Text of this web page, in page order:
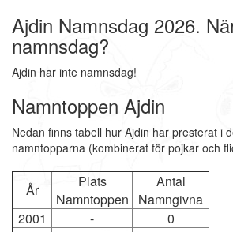
Ajdin Namnsdag 2026.
namnsdag?
Ajdin har inte namnsdag!
Namntoppen Ajdin
Nedan finns tabell hur Ajdin har presterat i
namntopparna (kombinerat för pojkar och
År
Plats
Namntoppen
Antal
Namngivna
2001
-
0